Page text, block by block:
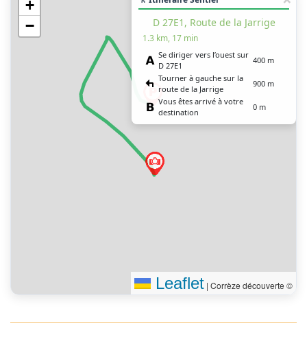
+
−
D 27E1, Route de la Jarrige
1.3 km, 17 min
Se diriger vers l’ouest sur
D 27E1
400 m
Tourner à gauche sur la
route de la Jarrige
900 m
Vous êtes arrivé à votre
destination
0 m
Leaflet | Corrèze découverte ©